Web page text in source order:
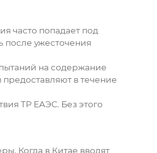
часто попадает под
после ужесточения
на содержание
в течение
ТР ЕАЭС. Без этого
Когда в Китае вводят